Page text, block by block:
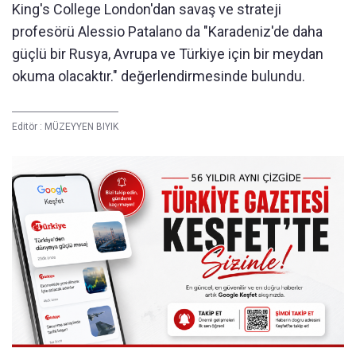
King's College London'dan savaş ve strateji
profesörü Alessio Patalano da "Karadeniz'de daha
güçlü bir Rusya, Avrupa ve Türkiye için bir meydan
okuma olacaktır." değerlendirmesinde bulundu.
Editör : MÜZEYYEN BIYIK